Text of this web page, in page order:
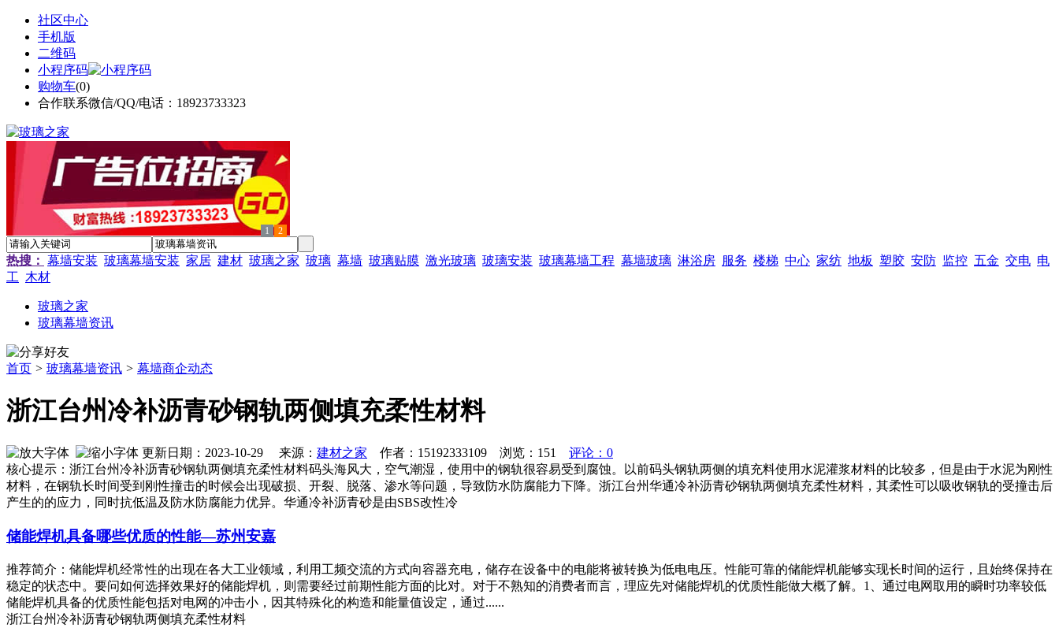
社区中心
手机版
二维码
小程序码
购物车(0)
合作联系微信/QQ/电话：18923733323
1 2
热搜： 幕墙安装 玻璃幕墙安装 家居 建材 玻璃之家 玻璃 幕墙 玻璃贴膜 激光玻璃 玻璃安装 玻璃幕墙工程 幕墙玻璃 淋浴房 服务 楼梯 中心 家纺 地板 塑胶 安防 监控 五金 交电 电
工 木材
玻璃之家
玻璃幕墙资讯
首页 > 玻璃幕墙资讯 > 幕墙商企动态
浙江台州冷补沥青砂钢轨两侧填充柔性材料
更新日期：2023-10-29 来源： 建材之家 作者：15192333109 浏览： 151
评论：0
核心提示：浙江台州冷补沥青砂钢轨两侧填充柔性材料码头海风大，空气潮湿，使用中的钢轨很容易受到腐蚀。以前码头钢轨两侧的填充料使用水泥灌浆材料的比较多，但是由于水泥为刚性
材料，在钢轨长时间受到刚性撞击的时候会出现破损、开裂、脱落、渗水等问题，导致防水防腐能力下降。浙江台州华通冷补沥青砂钢轨两侧填充柔性材料，其柔性可以吸收钢轨的受撞击后
产生的的应力，同时抗低温及防水防腐能力优异。华通冷补沥青砂是由SBS改性冷
储能焊机具备哪些优质的性能—苏州安嘉
推荐简介：储能焊机经常性的出现在各大工业领域，利用工频交流的方式向容器充电，储存在设备中的电能将被转换为低电电压。性能可靠的储能焊机能够实现长时间的运行，且始终保持在
稳定的状态中。要问如何选择效果好的储能焊机，则需要经过前期性能方面的比对。对于不熟知的消费者而言，理应先对储能焊机的优质性能做大概了解。1、通过电网取用的瞬时功率较低
储能焊机具备的优质性能包括对电网的冲击小，因其特殊化的构造和能量值设定，通过......
浙江台州冷补沥青砂钢轨两侧填充柔性材料